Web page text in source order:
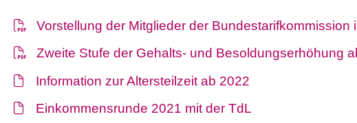
Vorstellung der Mitglieder der Bundestarifkommission
Zweite Stufe der Gehalts- und Besoldungserhöhung
Information zur Altersteilzeit ab 2022
Einkommensrunde 2021 mit der TdL